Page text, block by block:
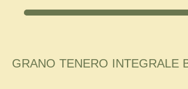
GRANO TENERO INTEGRALE